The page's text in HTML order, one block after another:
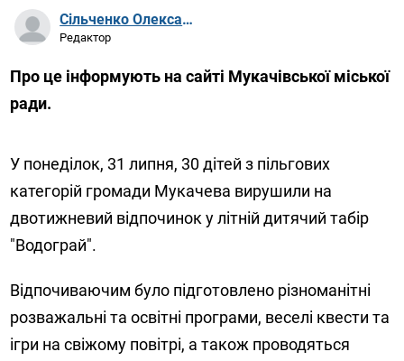
Сільченко Олександр Артурович
Редактор
Про це інформують на сайті Мукачівської міської
ради.
У понеділок, 31 липня, 30 дітей з пільгових
категорій громади Мукачева вирушили на
двотижневий відпочинок у літній дитячий табір
"Водограй".
Відпочиваючим було підготовлено різноманітні
розважальні та освітні програми, веселі квести та
ігри на свіжому повітрі, а також проводяться